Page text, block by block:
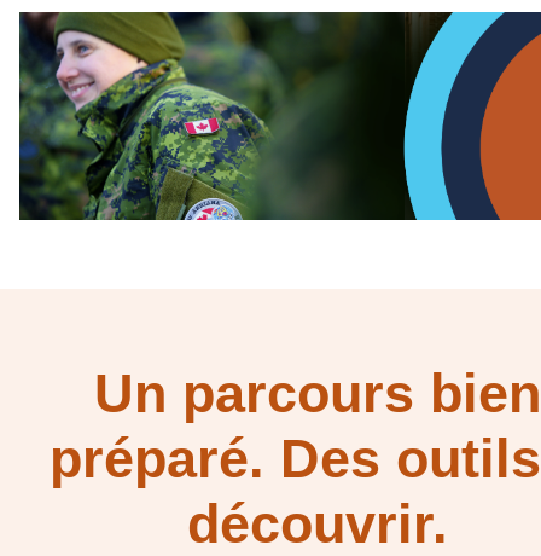
Un parcours bien
préparé. Des
découvrir.